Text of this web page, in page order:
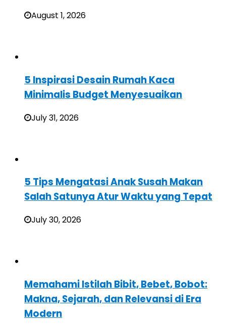
August 1, 2026
5 Inspirasi Desain Rumah Kaca
Minimalis Budget Menyesuaikan
July 31, 2026
5 Tips Mengatasi Anak Susah Makan
Salah Satunya Atur Waktu yang Tepat
July 30, 2026
Memahami Istilah Bibit, Bebet, Bobot:
Makna, Sejarah, dan Relevansi di Era
Modern